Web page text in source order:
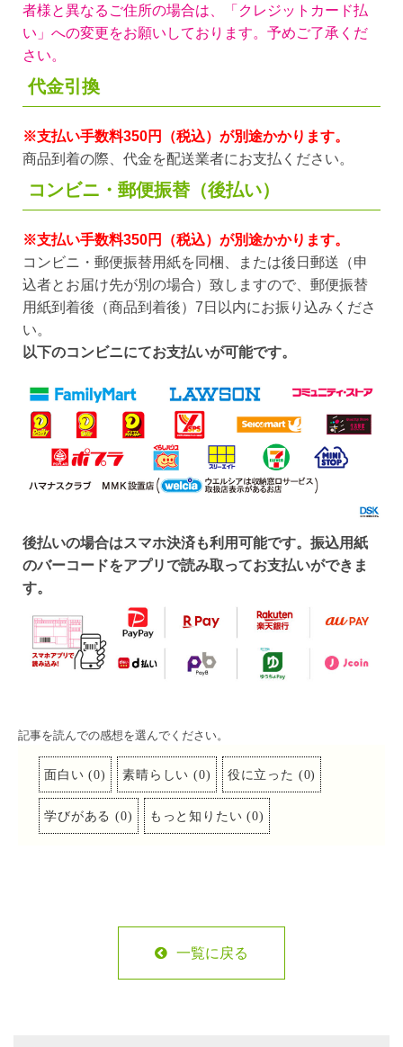
者様と異なるご住所の場合は、「クレジットカード払
い」への変更をお願いしております。予めご了承くだ
さい。
代金引換
※支払い手数料350円（税込）が別途かかります。
商品到着の際、代金を配送業者にお支払ください。
コンビニ・郵便振替（後払い）
※支払い手数料350円（税込）が別途かかります。
コンビニ・郵便振替用紙を同梱、または後日郵送（申
込者とお届け先が別の場合）致しますので、郵便振替
用紙到着後（商品到着後）7日以内にお振り込みくださ
い。
以下のコンビニにてお支払いが可能です。
後払いの場合はスマホ決済も利用可能です。振込用紙
のバーコードをアプリで読み取ってお支払いができま
す。
記事を読んでの感想を選んでください。
面白い (0) 素晴らしい (0) 役に立った (0)
学びがある (0) もっと知りたい (0)
一覧に戻る